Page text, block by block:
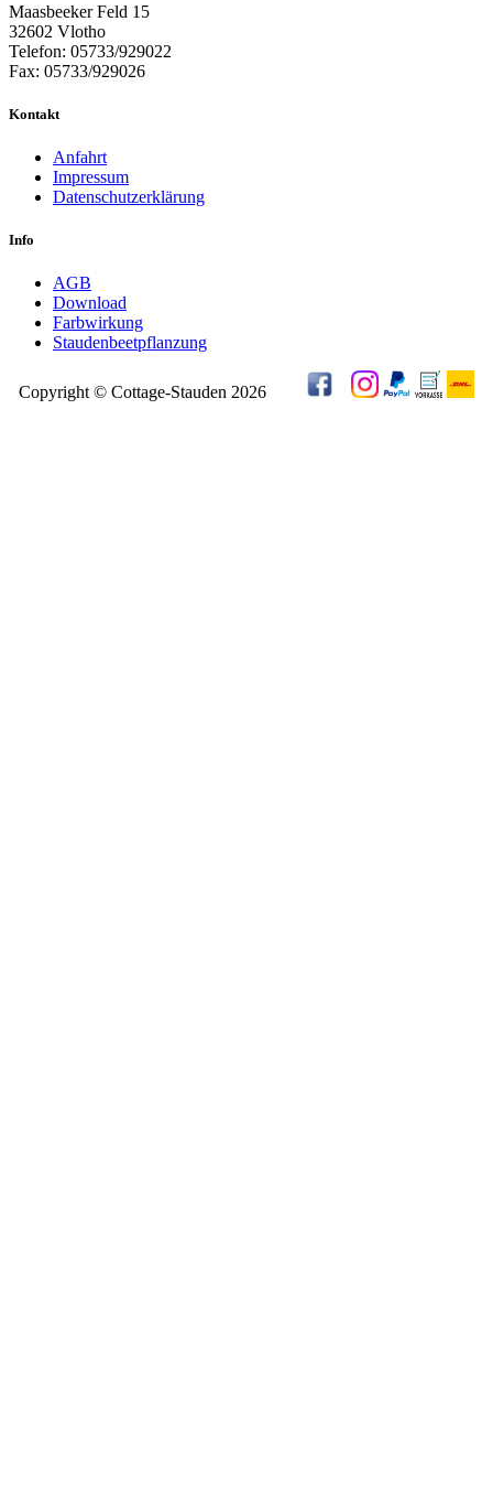
Maasbeeker Feld 15
32602 Vlotho
Telefon: 05733/929022
Fax: 05733/929026
Kontakt
Anfahrt
Impressum
Datenschutzerklärung
Info
AGB
Download
Farbwirkung
Staudenbeetpflanzung
Copyright © Cottage-Stauden 2026